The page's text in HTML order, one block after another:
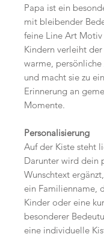
Papa ist ein
mit bleibender
feine Line Art
Kindern verleiht
warme, persönliche
und macht sie zu
Erinnerung an
Momente.
Personalisierung
Auf der Kiste steht
Darunter wird dein
Wunschtext
ein Familienname,
Kinder oder eine
besonderer
eine individuelle